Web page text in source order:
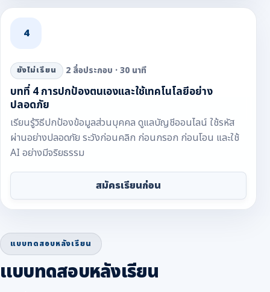
4
ยังไม่เรียน 2 สื่อประกอบ · 30 นาที
บทที่ 4 การปกป้องตนเองและใช้เทคโนโลยีอย่าง
ปลอดภัย
เรียนรู้วิธีปกป้องข้อมูลส่วนบุคคล ดูแลบัญชีออนไลน์ ใช้รหัส
ผ่านอย่างปลอดภัย ระวังก่อนคลิก ก่อนกรอก ก่อนโอน และใช้
AI อย่างมีจริยธรรม
สมัครเรียนก่อน
แบบทดสอบหลังเรียน
แบบทดสอบหลังเรียน